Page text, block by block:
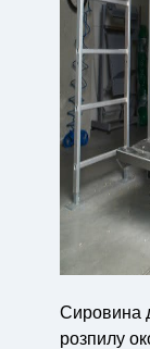
Сировина
розпилу